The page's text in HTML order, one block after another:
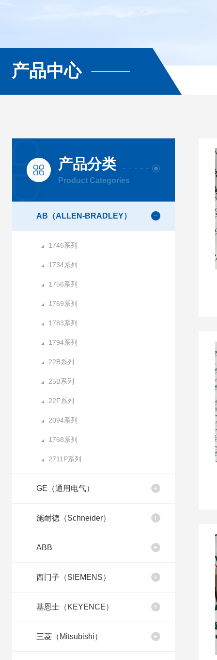
产品中心
产品分类
Product Categories
AB（ALLEN-BRADLEY）
1746系列
1734系列
1756系列
1769系列
1783系列
1794系列
22B系列
25B系列
22F系列
2094系列
1768系列
2711P系列
GE（通用电气）
施耐德（Schneider）
ABB
西门子（SIEMENS）
基恩士（KEYENCE）
三菱（Mitsubishi）